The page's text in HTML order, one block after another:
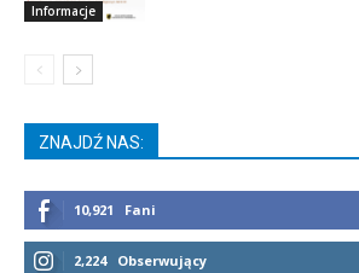
Informacje
ZNAJDŹ NAS:
10,921 Fani
2,224 Obserwujący